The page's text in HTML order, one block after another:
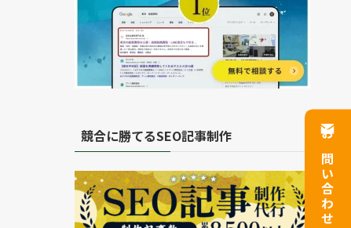
競合に勝てるSEO記事制作
お問い合わせ